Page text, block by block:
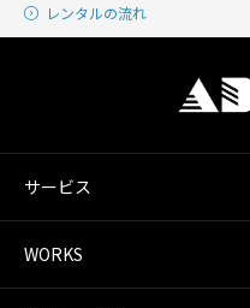
レンタルの流れ
サービス
WORKS